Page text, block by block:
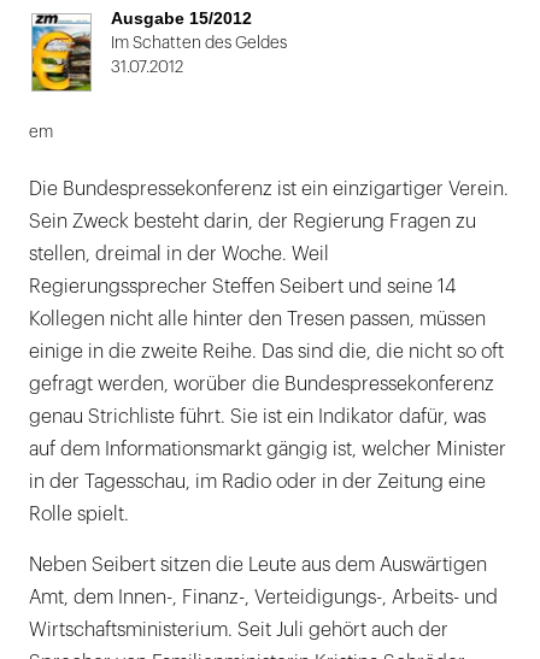
von
2
Ausgabe 15/2012
Im Schatten des Geldes
31.07.2012
em
Die Bundespressekonferenz ist ein einzigartiger Verein.
Sein Zweck besteht darin, der Regierung Fragen zu
stellen, dreimal in der Woche. Weil
Regierungssprecher Steffen Seibert und seine 14
Kollegen nicht alle hinter den Tresen passen, müssen
einige in die zweite Reihe. Das sind die, die nicht so oft
gefragt werden, worüber die Bundespressekonferenz
genau Strichliste führt. Sie ist ein Indikator dafür, was
auf dem Informationsmarkt gängig ist, welcher Minister
in der Tagesschau, im Radio oder in der Zeitung eine
Rolle spielt.
Neben Seibert sitzen die Leute aus dem Auswärtigen
Amt, dem Innen-, Finanz-, Verteidigungs-, Arbeits- und
Wirtschaftsministerium. Seit Juli gehört auch der